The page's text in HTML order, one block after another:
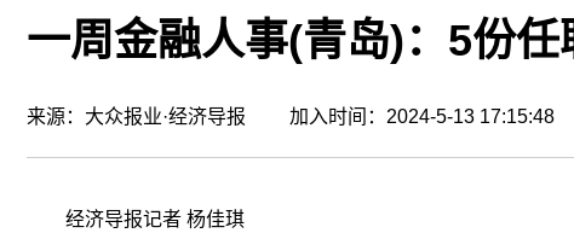
一周金融人事(青岛)：5份
来源：大众报业·经济导报 加入时间：2024-5-13
经济导报记者 杨佳琪